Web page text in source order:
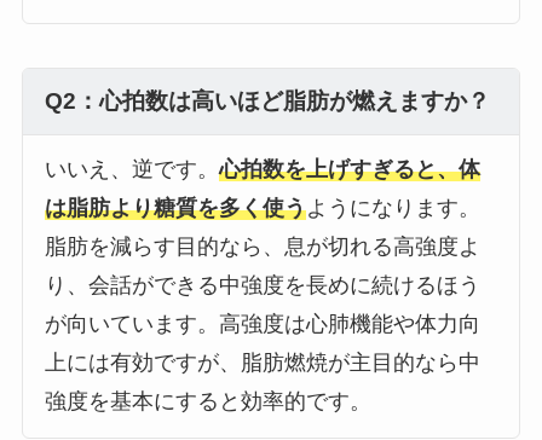
Q2：心拍数は高いほど脂肪が燃えますか？
いいえ、逆です。心拍数を上げすぎると、体
は脂肪より糖質を多く使うようになります。
脂肪を減らす目的なら、息が切れる高強度よ
り、会話ができる中強度を長めに続けるほう
が向いています。高強度は心肺機能や体力向
上には有効ですが、脂肪燃焼が主目的なら中
強度を基本にすると効率的です。